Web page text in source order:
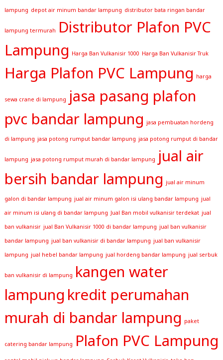
lampung depot air minum bandar lampung distributor bata ringan bandar
lampung termurah
Distributor Plafon PVC
Lampung Harga Ban Vulkanisir 1000 Harga Ban Vulkanisir Truk
Harga Plafon PVC Lampung harga
sewa crane di lampung
jasa pasang plafon
pvc bandar lampung jasa pembuatan hordeng
di lampung jasa potong rumput bandar lampung jasa potong rumput di bandar
lampung jasa potong rumput murah di bandar lampung
jual air
bersih bandar lampung jual air minum
galon di bandar lampung jual air minum galon isi ulang bandar lampung jual
air minum isi ulang di bandar lampung Jual Ban mobil vulkanisir terdekat jual
ban vulkanisir jual Ban Vulkanisir 1000 di bandar lampung jual ban vulkanisir
bandar lampung jual ban vulkanisir di bandar lampung jual ban vulkanisir
lampung jual hebel bandar lampung jual hordeng bandar lampung jual serbuk
ban vulkanisir di lampung kangen water
lampung kredit perumahan
murah di bandar lampung paket
catering bandar lampung Plafon PVC Lampung